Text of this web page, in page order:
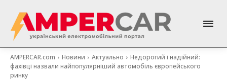
AMPERCAR.com Новини Актуально
Недорогий і надійний:
фахівці назвали найпопулярніший автомобіль європейського
ринку